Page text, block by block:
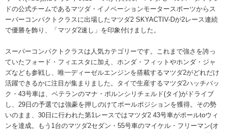
ドの公式チームであるマツダ・イノベーションモータースポーツからス
ーパーコンパクトクラスに出場したマツダ2 SKYACTIV-Dが2レース連続
で優勝を飾り、「マツダ2速し」を印象付けました。
スーパーコンパクトクラスは人気カテゴリーです。これまで強さを誇っ
ていたフォード・フィエスタに加え、ホンダ・フィットやホンダ・ジャ
ズなども参戦し、唯一ディーゼルエンジンを搭載するマツダ2がどれだけ
活躍できるかに注目が集まりました。タイで生産するマツダ2ハッチバッ
ク・43号車は、ベテランのマナ・ポルンシリチェルド(タイ)がドライブ
し、29日の予選では強豪を押しのけてポールポジションを獲得。その勢
いのまま、30日に行われた第1レースではマツダ2 43号車がポールtoウィ
ンを達成。もう1台のマツダ2セダン・55号車のマイケル・フリーマン(オ